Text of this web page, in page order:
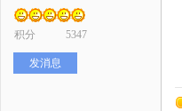
积分 5347
发消息